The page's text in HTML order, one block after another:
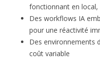
fonctionnant en
Des workflows IA
pour une réactivité
Des environnements
coût variable